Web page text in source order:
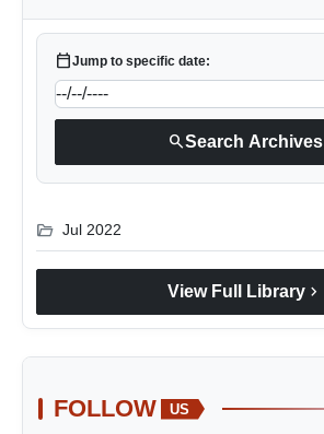
calendar_todayJump to specific date:
searchSearch Archives
folder_open Jul 2022
View Full Library chevron_right
FOLLOW US